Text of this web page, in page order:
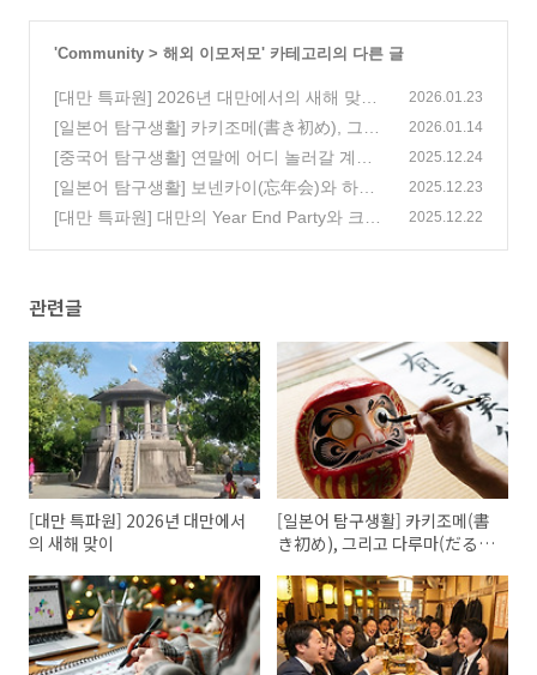
'Community > 해외 이모저모' 카테고리의 다른 글
[대만 특파원] 2026년 대만에서의 새해 맞이
(0)
2026.01.23
[일본어 탐구생활] 카키조메(書き初め), 그리
고 다루마(だるま)
(0)
2026.01.14
[중국어 탐구생활] 연말에 어디 놀러갈 계획
있어? 年底有什么旅行计划吗?
(0)
2025.12.24
[일본어 탐구생활] 보넨카이(忘年会)와 하츠
모데(初詣)
(0)
2025.12.23
[대만 특파원] 대만의 Year End Party와 크리
2025.12.22
관련글
[대만 특파원] 2026년 대만에서
의 새해 맞이
[일본어 탐구생활] 카키조메(書
き初め), 그리고 다루마(だる